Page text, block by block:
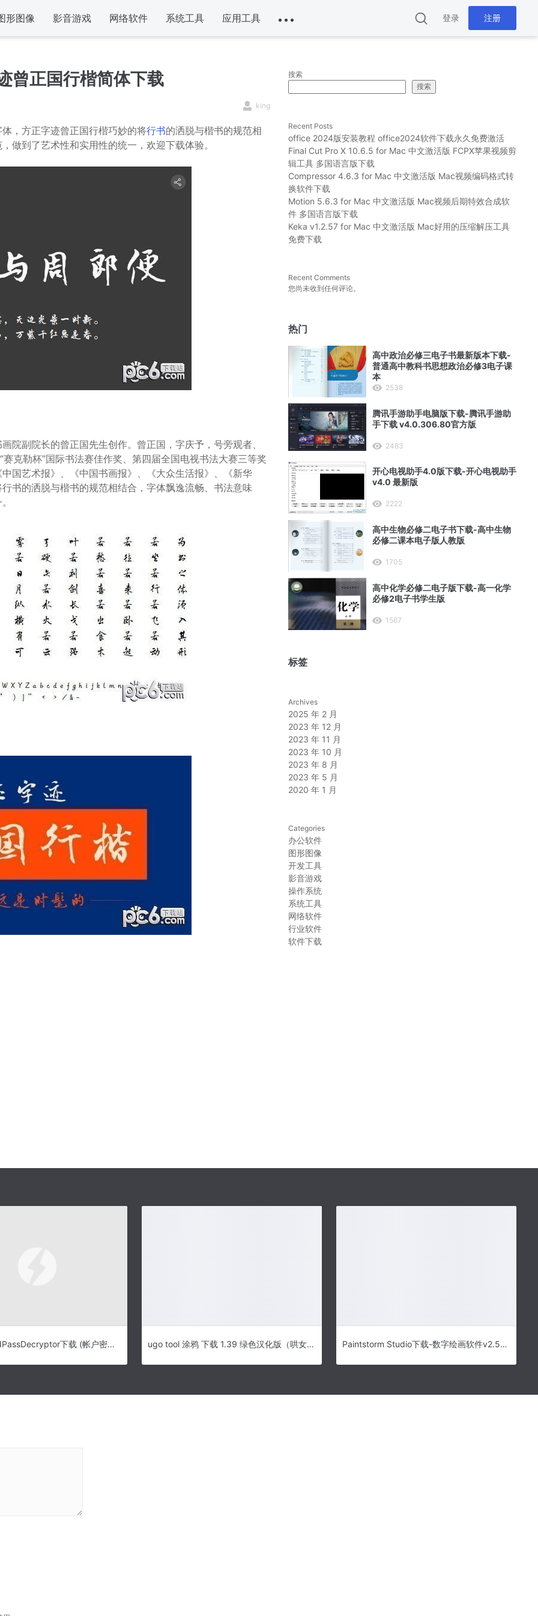
形图像 影音游戏 网络软件 系统工具 应用工具 登录 注册
曾正国行楷简体下载
king
方正字迹曾正国行楷巧妙的将行书的洒脱与楷书的规范相
做到了艺术性和实用性的统一，欢迎下载体验。
副院长的曾正国先生创作。曾正国，字庆予，号旁观者、
克勒杯”国际书法赛佳作奖、第四届全国电视书法大赛三等奖
国艺术报》、《中国书画报》、《大众生活报》、《新华
书的洒脱与楷书的规范相结合，字体飘逸流畅、书法意味
搜索
搜索
Recent Posts
office 2024版安装教程 office2024软件下载永久免费激活
Final Cut Pro X 10.6.5 for Mac 中文激活版 FCPX苹果视频剪
辑工具 多国语言版下载
Compressor 4.6.3 for Mac 中文激活版 Mac视频编码格式转
换软件下载
Motion 5.6.3 for Mac 中文激活版 Mac视频后期特效合成软
件 多国语言版下载
Keka v1.2.57 for Mac 中文激活版 Mac好用的压缩解压工具
免费下载
Recent Comments
您尚未收到任何评论。
热门
高中政治必修三电子书最新版本下载-
普通高中教科书思想政治必修3电子课
本
2538
腾讯手游助手电脑版下载-腾讯手游助
手下载 v4.0.306.80官方版
2483
开心电视助手4.0版下载-开心电视助手
v4.0 最新版
2222
高中生物必修二电子书下载-高中生物
必修二课本电子版人教版
1705
高中化学必修二电子版下载-高一化学
必修2电子书学生版
1567
标签
Archives
2025 年 2 月
2023 年 12 月
2023 年 11 月
2023 年 10 月
2023 年 8 月
2023 年 5 月
2020 年 1 月
Categories
办公软件
图形图像
开发工具
影音游戏
操作系统
系统工具
网络软件
行业软件
软件下载
ThunderbirdPassDecryptor下载 (帐户密码恢复工具) 1.5 免安装版-一款帐户密码恢复工具 ugo tool 涂鸦 下载 1.39 绿色汉化版（哄女孩最佳工具,超级简单）-一个用来生成可以震动的GIF动画 Paintstorm Studio下载-数字绘画软件v2.50 官方版